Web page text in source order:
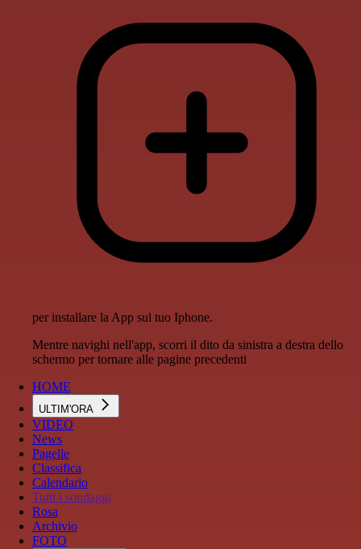
per installare la App sul tuo Iphone.
Mentre navighi nell'app, scorri il dito da sinistra a destra dello
schermo per tornare alle pagine precedenti
HOME
ULTIM'ORA
VIDEO
News
Pagelle
Classifica
Calendario
Tutti i sondaggi
Rosa
Archivio
FOTO